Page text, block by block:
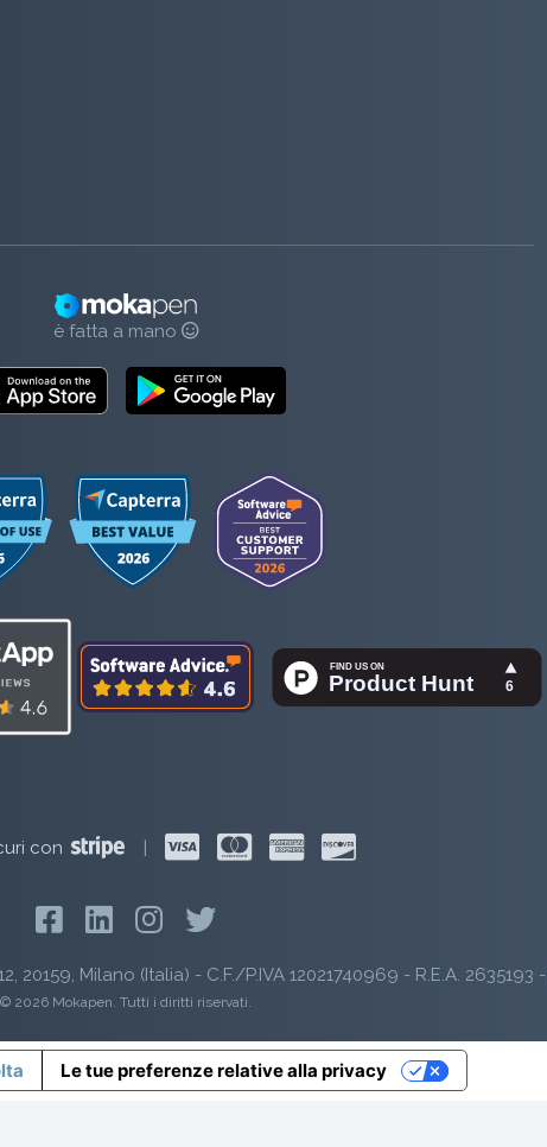
è fatta a mano
con |
Milano (Italia) - C.F./P.IVA 12021740969 - R.E.A. 2635193 -
© 2026 Mokapen. Tutti i diritti riservati.
Le tue preferenze relative alla privacy